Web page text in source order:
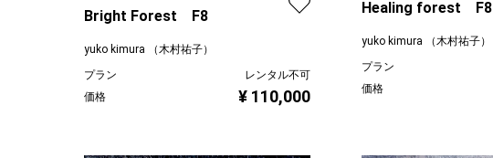
Bright Forest F8
yuko kimura （木村祐子）
プラン
レンタル不可
価格
¥ 110,000
Healing forest F8
yuko kimura （木村祐子）
プラン
価格